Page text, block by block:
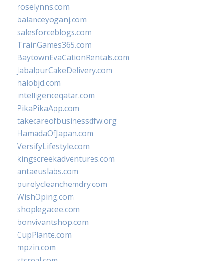
roselynns.com
balanceyoganj.com
salesforceblogs.com
TrainGames365.com
BaytownEvaCationRentals.com
JabalpurCakeDelivery.com
halobjd.com
intelligenceqatar.com
PikaPikaApp.com
takecareofbusinessdfw.org
HamadaOfJapan.com
VersifyLifestyle.com
kingscreekadventures.com
antaeuslabs.com
purelycleanchemdry.com
WishOping.com
shoplegacee.com
bonvivantshop.com
CupPlante.com
mpzin.com